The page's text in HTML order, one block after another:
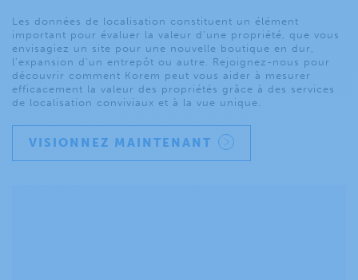
Les données de localisation constituent un élément
important pour évaluer la valeur d’une propriété, que vous
envisagiez un site pour une nouvelle boutique en dur,
l’expansion d’un entrepôt ou autre. Rejoignez-nous pour
découvrir comment Korem peut vous aider à mesurer
efficacement la valeur des propriétés grâce à des services
de localisation conviviaux et à la vue unique.
VISIONNEZ MAINTENANT